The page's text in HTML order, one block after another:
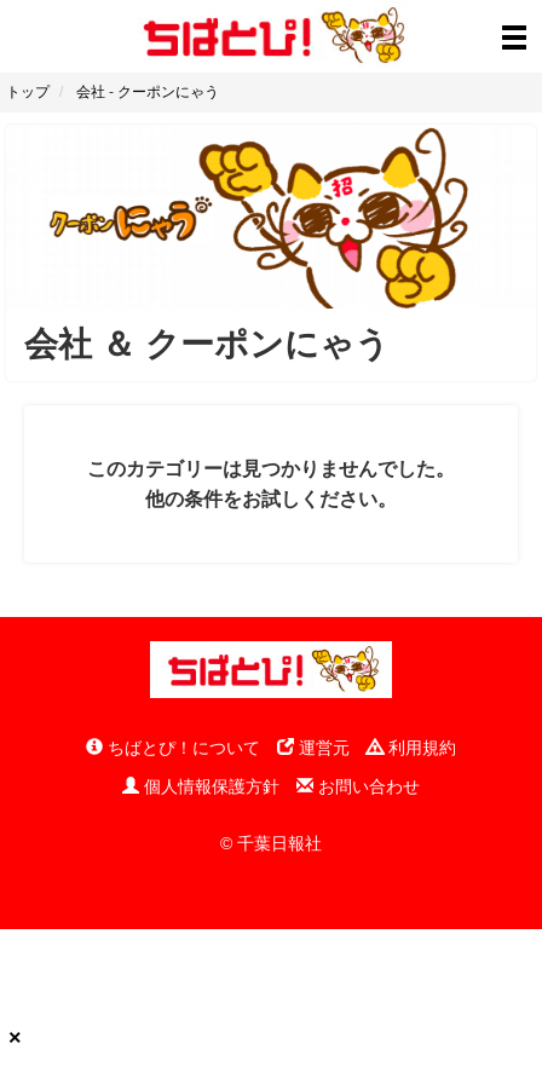
トップ 会社 - クーポンにゃう
会社 ＆ クーポンにゃう
このカテゴリーは見つかりませんでした。
他の条件をお試しください。
ちばとぴ！について 運営元
利用規約
個人情報保護方針
お問い合わせ
© 千葉日報社
×